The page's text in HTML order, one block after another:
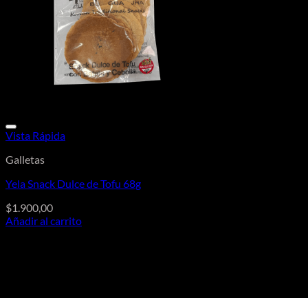
Vista Rápida
Galletas
Yela Snack Dulce de Tofu 68g
$1.900,00
Añadir al carrito